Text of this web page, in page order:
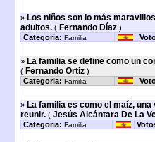
» Los niños son lo más
adultos.( Fernando Díaz)
Categoria: Familia
» La familia se define como un
( Fernando Ortiz)
Categoria: Familia
» La familia es como el maíz,
reunir.( Jesús Alcántara De La
Categoria: Familia